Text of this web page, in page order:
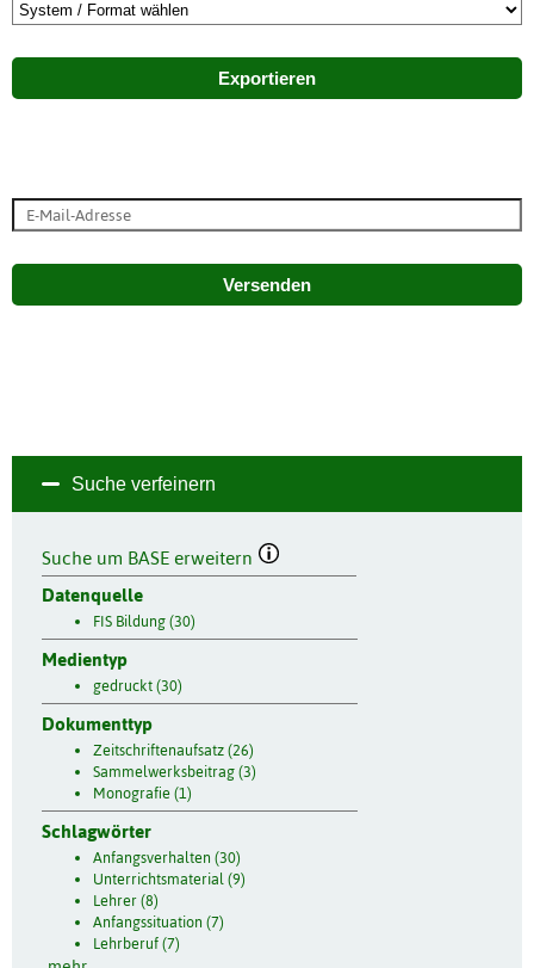
Exportieren
Versenden
Suche verfeinern
Suche um BASE erweitern
Datenquelle
FIS Bildung (30)
Medientyp
gedruckt (30)
Dokumenttyp
Zeitschriftenaufsatz (26)
Sammelwerksbeitrag (3)
Monografie (1)
Schlagwörter
Anfangsverhalten (30)
Unterrichtsmaterial (9)
Lehrer (8)
Anfangssituation (7)
Lehrberuf (7)